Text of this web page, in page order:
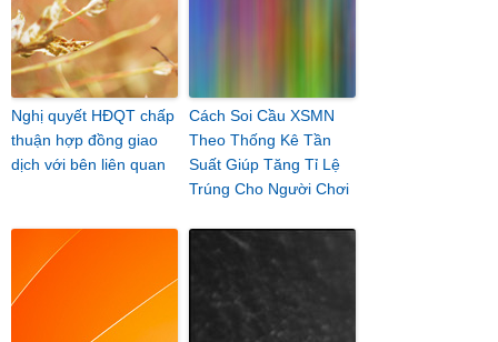
Nghị quyết HĐQT chấp
thuận hợp đồng giao
dịch với bên liên quan
Cách Soi Cầu XSMN
Theo Thống Kê Tần
Suất Giúp Tăng Tỉ Lệ
Trúng Cho Người Chơi